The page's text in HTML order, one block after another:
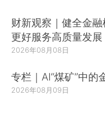
财新观察｜健全金
更好服务高质量发展
2026年08月08日
专栏｜AI“煤矿”中的
2026年08月09日